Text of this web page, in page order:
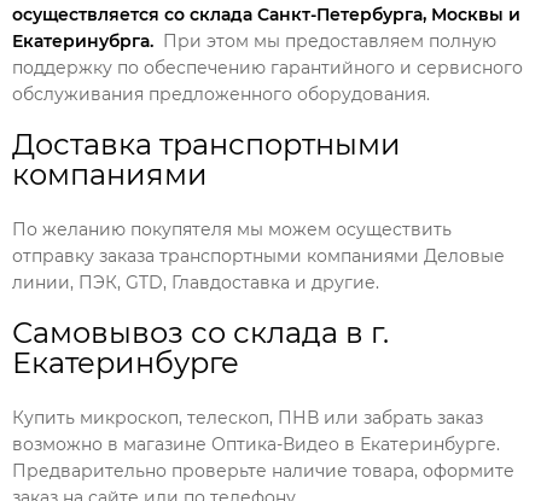
осуществляется со склада Санкт-Петербурга, Москвы и
Екатеринубрга. При этом мы предоставляем полную
поддержку по обеспечению гарантийного и сервисного
обслуживания предложенного оборудования.
Доставка транспортными
компаниями
По желанию покупятеля мы можем осуществить
отправку заказа транспортными компаниями Деловые
линии, ПЭК, GTD, Главдоставка и другие.
Самовывоз со склада в г.
Екатеринбурге
Купить микроскоп, телескоп, ПНВ или забрать заказ
возможно в магазине Оптика-Видео в Екатеринбурге.
Предварительно проверьте наличие товара, оформите